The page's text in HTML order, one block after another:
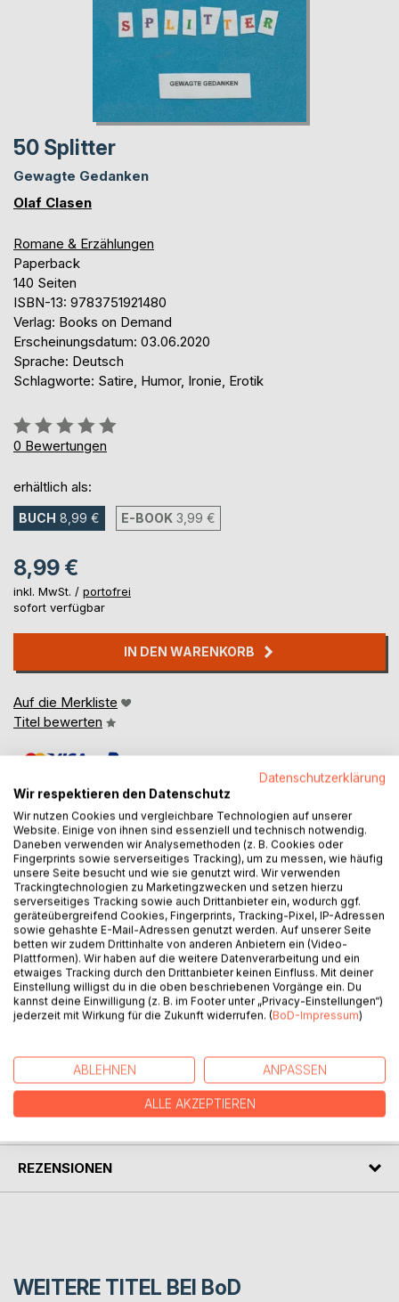
50 Splitter
Gewagte Gedanken
Olaf Clasen
Romane & Erzählungen
Paperback
140 Seiten
ISBN-13: 9783751921480
Verlag: Books on Demand
Erscheinungsdatum: 03.06.2020
Sprache: Deutsch
Schlagworte: Satire, Humor, Ironie, Erotik
Bewertung::
0%
0 Bewertungen
erhältlich als:
BUCH 8,99 € E-BOOK 3,99 €
8,99 €
inkl. MwSt. / portofrei
sofort verfügbar
IN DEN WARENKORB
Auf die Merkliste
Titel bewerten
BESCHREIBUNG
50 gewagte Gedankensplitter: Splitter überall. Splitter im
Auge- übersehen wir. Splitterim Fleisch - tun weh. Splitter
im Hirn- ignorieren wir. Splitter vom Kreuz Christ- sind fas
immer Betrug.
Splitter, Teil von etwas Größerem?
Witzig? Blasphemism? Pornografisch?
Immer eine Frage der Perspektive.
AUTOR/IN
PRESSESTIMMEN
REZENSIONEN
WEITERE TITEL BEI BoD
Datenschutzerklärung
Wir respektieren den Datenschutz
Wir nutzen Cookies und vergleichbare Technologien auf unserer
Website. Einige von ihnen sind essenziell und technisch notwendig.
Daneben verwenden wir Analysemethoden (z. B. Cookies oder
Fingerprints sowie serverseitiges Tracking), um zu messen, wie häufig
unsere Seite besucht und wie sie genutzt wird. Wir verwenden
Trackingtechnologien zu Marketingzwecken und setzen hierzu
serverseitiges Tracking sowie auch Drittanbieter ein, wodurch ggf.
geräteübergreifend Cookies, Fingerprints, Tracking-Pixel, IP-Adressen
sowie gehashte E-Mail-Adressen genutzt werden. Auf unserer Seite
betten wir zudem Drittinhalte von anderen Anbietern ein (Video-
Plattformen). Wir haben auf die weitere Datenverarbeitung und ein
etwaiges Tracking durch den Drittanbieter keinen Einfluss. Mit deiner
Einstellung willigst du in die oben beschriebenen Vorgänge ein. Du
kannst deine Einwilligung (z. B. im Footer unter „Privacy-Einstellungen“)
jederzeit mit Wirkung für die Zukunft widerrufen. (BoD-Impressum)
ABLEHNEN ANPASSEN
ALLE AKZEPTIEREN